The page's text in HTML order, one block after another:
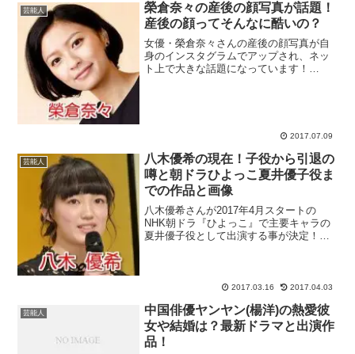
芸能人
榮倉奈々の産後の顔写真が話題！
産後の顔ってそんなに酷いの？
女優・榮倉奈々さんの産後の顔写真が自
身のインスタグラムでアップされ、ネッ
ト上で大きな話題になっています！
2017.07.09
芸能人
八木優希の現在！子役から引退の
噂と朝ドラひよっこ夏井優子役ま
での作品と画像
八木優希さんが2017年4月スタートの
NHK朝ドラ『ひよっこ』で主要キャラの
夏井優子役として出演する事が決定！現
出演した経験を持つ...2017.03.16 2017.04.03
芸能人
中国俳優ヤンヤン(楊洋)の熱愛彼
女や結婚は？最新ドラマと出演作
品！